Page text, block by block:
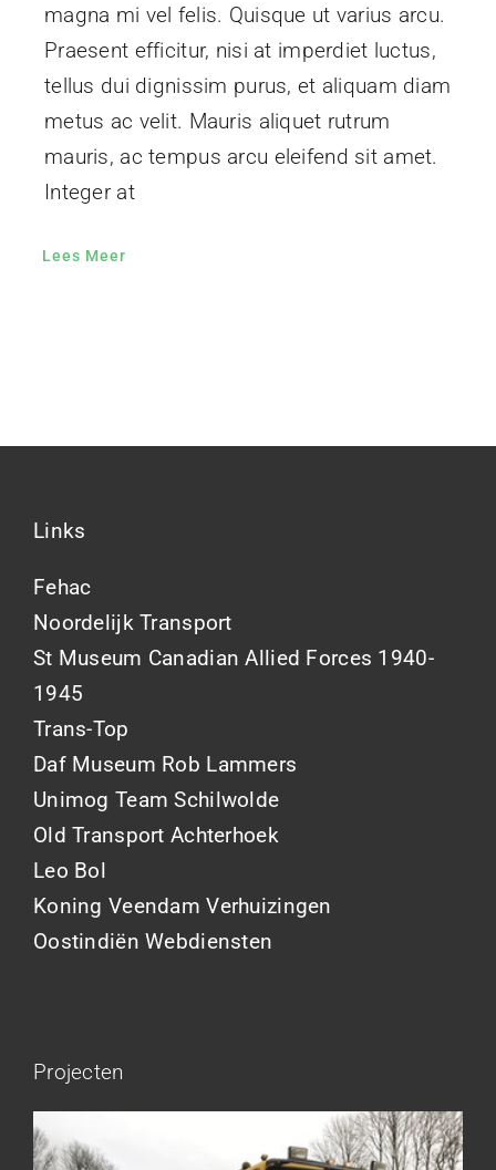
magna mi vel felis. Quisque ut varius arcu.
Praesent efficitur, nisi at imperdiet luctus,
tellus dui dignissim purus, et aliquam diam
metus ac velit. Mauris aliquet rutrum
mauris, ac tempus arcu eleifend sit amet.
Integer at
Lees Meer
Links
Fehac
Noordelijk Transport
St Museum Canadian Allied Forces 1940-
1945
Trans-Top
Daf Museum Rob Lammers
Unimog Team Schilwolde
Old Transport Achterhoek
Leo Bol
Koning Veendam Verhuizingen
Oostindiën Webdiensten
Projecten